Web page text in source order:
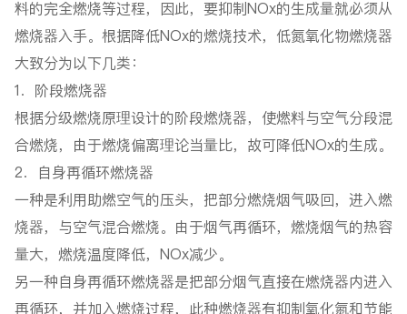
料的完全燃烧等过程，因此，要抑制NOx的生成量就必须从
燃烧器入手。根据降低NOx的燃烧技术，低氮氧化物燃烧器
大致分为以下几类：
1．阶段燃烧器
根据分级燃烧原理设计的阶段燃烧器，使燃料与空气分段混
合燃烧，由于燃烧偏离理论当量比，故可降低NOx的生成。
2．自身再循环燃烧器
一种是利用助燃空气的压头，把部分燃烧烟气吸回，进入燃
烧器，与空气混合燃烧。由于烟气再循环，燃烧烟气的热容
量大，燃烧温度降低，NOx减少。
另一种自身再循环燃烧器是把部分烟气直接在燃烧器内进入
再循环，并加入燃烧过程，此种燃烧器有抑制氧化氮和节能